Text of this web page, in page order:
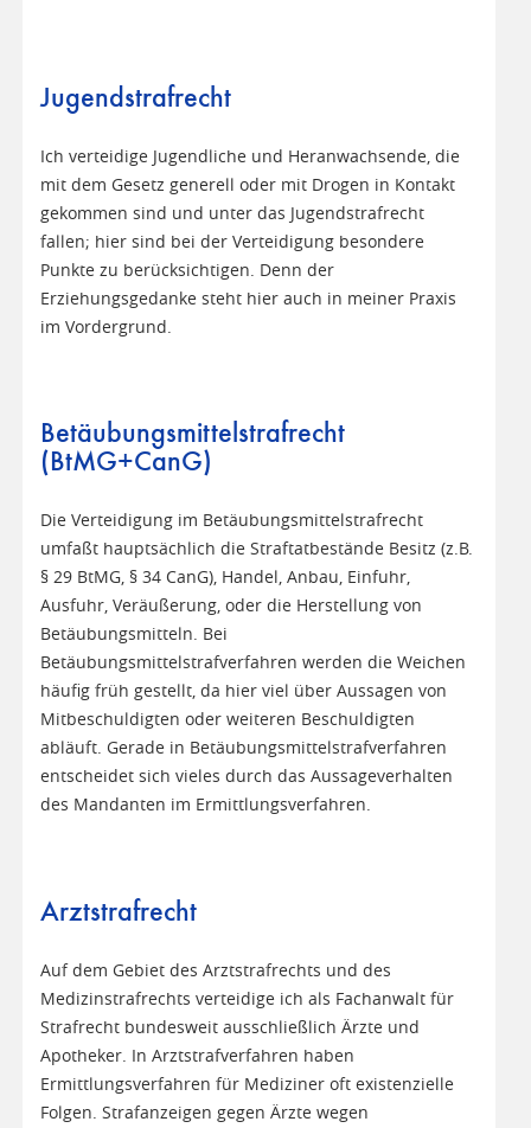
Jugendstrafrecht
Ich verteidige Jugendliche und Heranwachsende, die
mit dem Gesetz generell oder mit Drogen in Kontakt
gekommen sind und unter das Jugendstrafrecht
fallen; hier sind bei der Verteidigung besondere
Punkte zu berücksichtigen. Denn der
Erziehungsgedanke steht hier auch in meiner Praxis
im Vordergrund.
Betäubungsmittelstrafrecht
(BtMG+CanG)
Die Verteidigung im Betäubungsmittelstrafrecht
umfaßt hauptsächlich die Straftatbestände Besitz (z.B.
§ 29 BtMG, § 34 CanG), Handel, Anbau, Einfuhr,
Ausfuhr, Veräußerung, oder die Herstellung von
Betäubungsmitteln. Bei
Betäubungsmittelstrafverfahren werden die Weichen
häufig früh gestellt, da hier viel über Aussagen von
Mitbeschuldigten oder weiteren Beschuldigten
abläuft. Gerade in Betäubungsmittelstrafverfahren
entscheidet sich vieles durch das Aussageverhalten
des Mandanten im Ermittlungsverfahren.
Arztstrafrecht
Auf dem Gebiet des Arztstrafrechts und des
Medizinstrafrechts verteidige ich als Fachanwalt für
Strafrecht bundesweit ausschließlich Ärzte und
Apotheker. In Arztstrafverfahren haben
Ermittlungsverfahren für Mediziner oft existenzielle
Folgen. Strafanzeigen gegen Ärzte wegen